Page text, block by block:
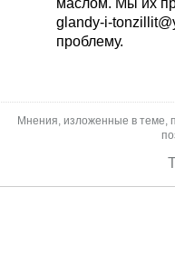
glandy-i-
проблему.
Мнения, изложенные в теме,